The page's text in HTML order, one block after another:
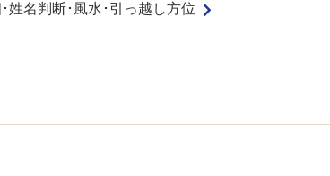
姓名判断･風水･引っ越し方位